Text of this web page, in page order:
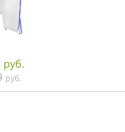
руб.
руб.